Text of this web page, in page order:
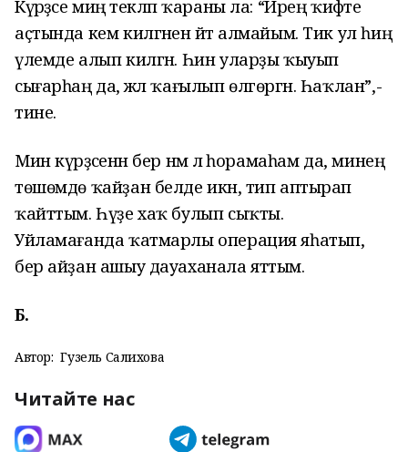
Күрәҙәсе миңә текләп ҡараны ла: “Ирең ҡиәфәте
аҫтында кем килгәнен әйтә алмайым. Тик ул һиңә
үлемде алып килгән. Һин уларҙы ҡыуып
сығарһаң да, әжәл ҡағылып өлгөргән. Һаҡлан”,-
тине.
Мин күрәҙәсенән бер нәмә лә һорамаһам да, минең
төшөмдө ҡайҙан белде икән, тип аптырап
ҡайттым. Һүҙе хаҡ булып сыҡты.
Уйламағанда ҡатмарлы операция яһатып,
бер айҙан ашыу дауаханала яттым.
Б.
Автор: Гузель Салихова
Читайте нас